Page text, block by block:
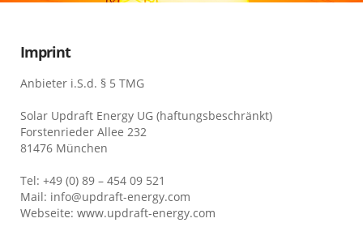
Imprint
Anbieter i.S.d. § 5 TMG
Solar Updraft Energy UG (haftungsbeschränkt)
Forstenrieder Allee 232
81476 München
Tel: +49 (0) 89 – 454 09 521
Mail: info@updraft-energy.com
Webseite: www.updraft-energy.com